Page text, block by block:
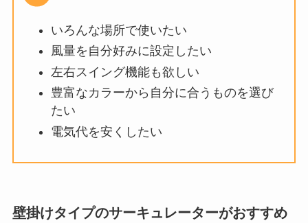
いろんな場所で使いたい
風量を自分好みに設定したい
左右スイング機能も欲しい
豊富なカラーから自分に合うものを選び
たい
電気代を安くしたい
壁掛けタイプのサーキュレーターがおすすめ